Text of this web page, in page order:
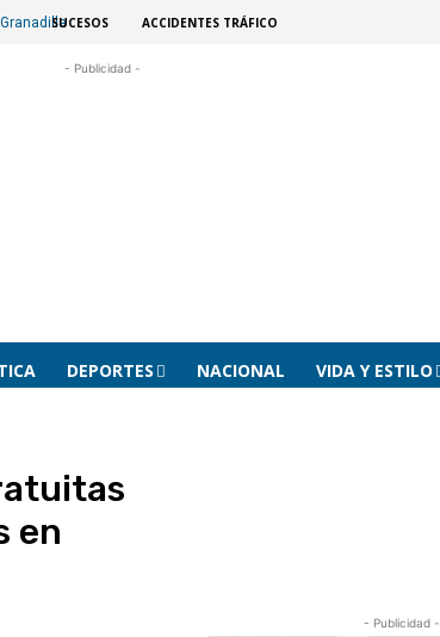
SUCESOS ACCIDENTES TRÁFICO
- Publicidad -
DEPORTES NACIONAL VIDA Y ESTILO
en
- Publicidad -